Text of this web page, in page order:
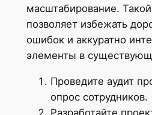
масштабирование.
позволяет избежать
ошибок и аккуратно
элементы в
Проведите аудит
опрос сотрудников.
Разработайте